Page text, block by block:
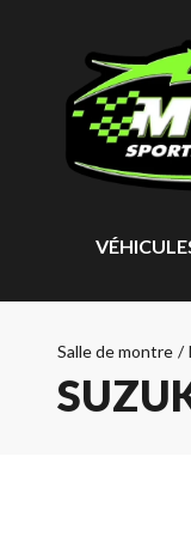
Salle de montre /